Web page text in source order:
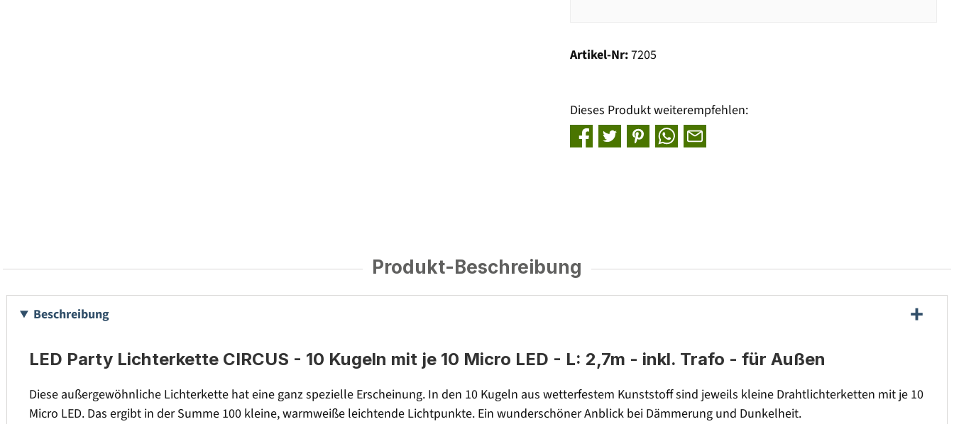
Artikel-Nr:7205
Dieses Produkt weiterempfehlen:
Produkt-Beschreibung
Beschreibung
LED Party Lichterkette CIRCUS - 10 Kugeln mit je 10 Micro LED - L: 2,7m - inkl. Trafo - für Außen
Diese außergewöhnliche Lichterkette hat eine ganz spezielle Erscheinung. In den 10 Kugeln aus wetterfestem Kunststoff sind jeweils kleine Drahtlichterketten mit je 10
Micro LED. Das ergibt in der Summe 100 kleine, warmweiße leichtende Lichtpunkte. Ein wunderschöner Anblick bei Dämmerung und Dunkelheit.